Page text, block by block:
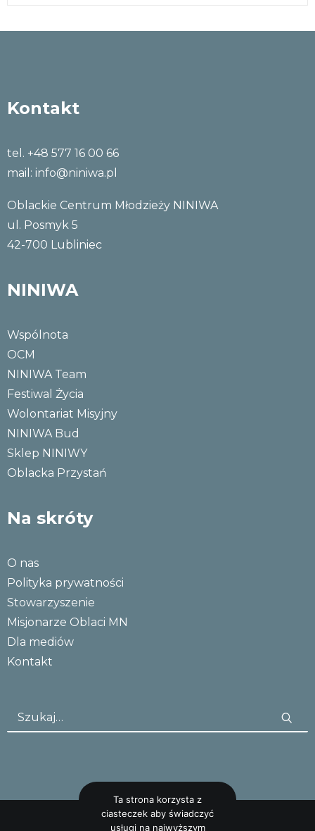
Kontakt
tel. +48 577 16 00 66
mail: info@niniwa.pl
Oblackie Centrum Młodzieży NINIWA
ul. Posmyk 5
42-700 Lubliniec
NINIWA
Wspólnota
OCM
NINIWA Team
Festiwal Życia
Wolontariat Misyjny
NINIWA Bud
Sklep NINIWY
Oblacka Przystań
Na skróty
O nas
Polityka prywatności
Stowarzyszenie
Misjonarze Oblaci MN
Dla mediów
Kontakt
Ta strona korzysta z
ciasteczek aby świadczyć
usługi na najwyższym